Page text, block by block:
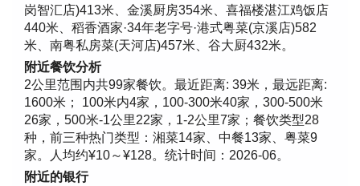
岗智汇店)413米、金溪厨房354米、喜福楼湛江鸡饭店
440米、稻香酒家·34年老字号·港式粤菜(京溪店)582
米、南粤私房菜(天河店)457米、谷大厨432米。
附近餐饮分析
2公里范围内共99家餐饮。最近距离: 39米，最远距离:
1600米； 100米内4家，100-300米40家，300-500米
26家，500米-1公里22家，1-2公里7家；餐饮类型28
种，前三种热门类型：湘菜14家、中餐13家、粤菜9
家。人均约¥10～¥128。统计时间：2026-06。
附近的银行